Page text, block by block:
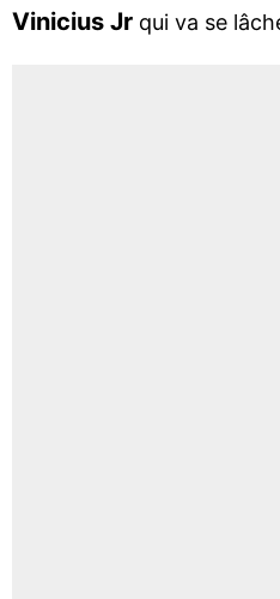
Vinicius Jr qui va se